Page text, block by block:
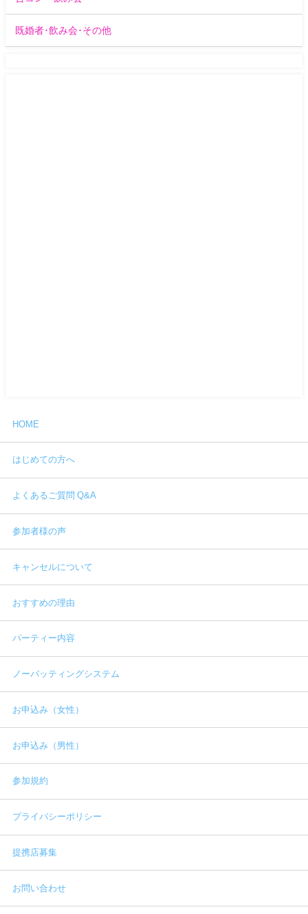
既婚者･飲み会･その他
HOME
はじめての方へ
よくあるご質問 Q&A
参加者様の声
キャンセルについて
おすすめの理由
パーティー内容
ノーバッティングシステム
お申込み（女性）
お申込み（男性）
参加規約
プライバシーポリシー
提携店募集
お問い合わせ